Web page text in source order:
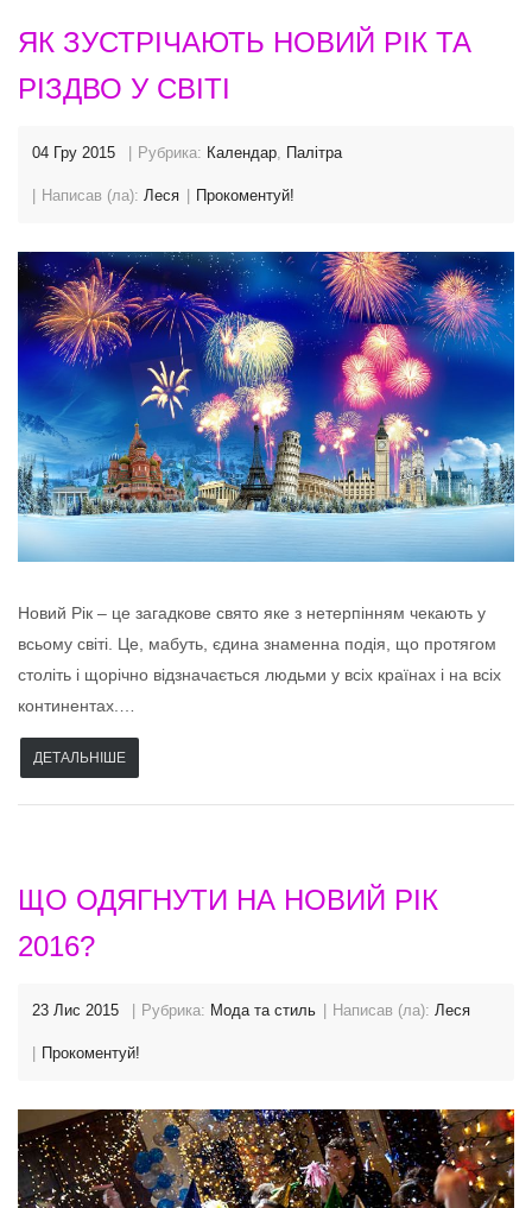
ЯК ЗУСТРІЧАЮТЬ НОВИЙ РІК ТА
РІЗДВО У СВІТІ
04 Гру 2015 Рубрика: Календар Палітра
Написав (ла): Леся Прокоментуй!
Новий Рік – це загадкове свято яке з нетерпінням чекають у
всьому світі. Це, мабуть, єдина знаменна подія, що протягом
століть і щорічно відзначається людьми у всіх країнах і на всіх
континентах.…
ДЕТАЛЬНІШЕ
ЩО ОДЯГНУТИ НА НОВИЙ РІК
2016?
23 Лис 2015 Рубрика: Мода та стиль Написав (ла): Леся
Прокоментуй!